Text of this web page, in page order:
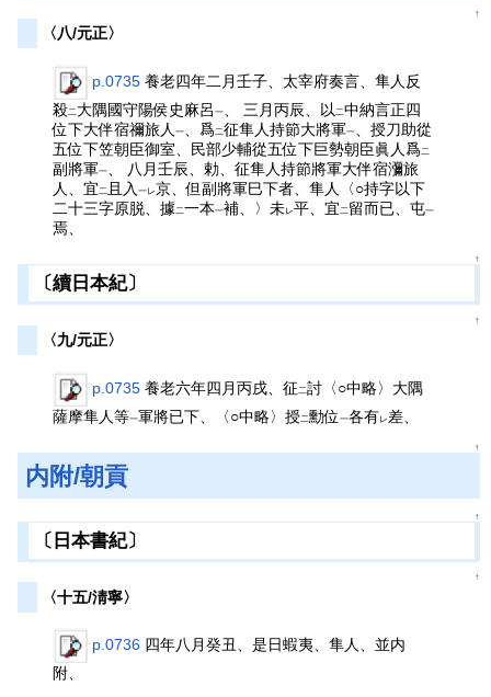
↑
〈八/元正〉
p.0735 養老四年二月壬子、太宰府奏言、隼人反
殺二大隅國守陽侯史麻呂一 、 三月丙辰、以 二中納言正四
位下大伴宿禰旅人一 、爲二征隼人持節大將軍一
、授刀助從
五位下笠朝臣御室、民部少輔從五位下巨勢朝臣眞人爲二
副將軍一
、 八月壬辰、勅、征隼人持節將軍大伴宿瀰旅
人、宜二 且入一レ京、但副將軍巳下者、隼人〈○持字以下
二十三字原脱、據二一本一補、〉未レ平、宜二留而已、屯一
焉、
↑
〔續日本紀〕
↑
〈九/元正〉
p.0735 養老六年四月丙戌、征 二討〈○中略〉大隅
薩摩隼人等一軍將已下、〈○中略〉授二勳位一各有レ 差、
↑
内附/朝貢
↑
〔日本書紀〕
↑
〈十五/淸寧〉
p.0736 四年八月癸丑、是日蝦夷、隼人、並内
附、